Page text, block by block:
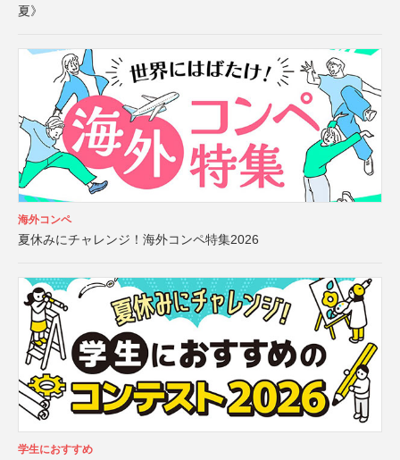
夏》
海外コンペ
夏休みにチャレンジ！海外コンペ特集2026
学生におすすめ